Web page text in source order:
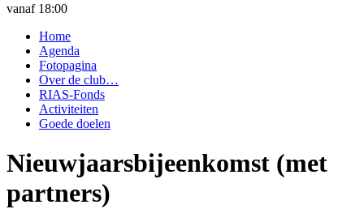
vanaf 18:00
Home
Agenda
Fotopagina
Over de club…
RIAS-Fonds
Activiteiten
Goede doelen
Nieuwjaarsbijeenkomst (met
partners)